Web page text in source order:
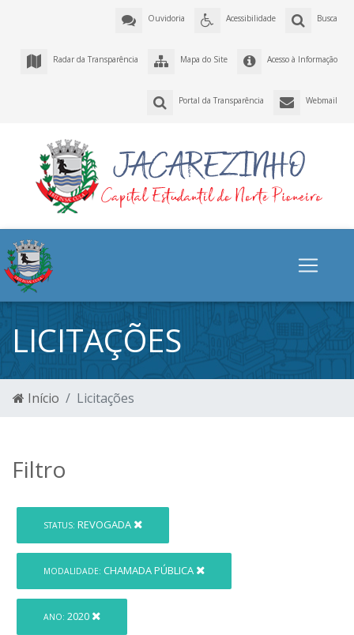
Busca
Acessibilidade
Ouvidoria
Acesso à Informação
Mapa do Site
Radar da Transparência
Webmail
Portal da Transparência
LICITAÇÕES
Início Licitações
Filtro
STATUS: REVOGADA
MODALIDADE: CHAMADA PÚBLICA
ANO: 2020